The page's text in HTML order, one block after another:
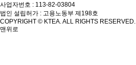
사업자번호 : 113-82-03804
법인 설립허가 : 고용노동부 제198호
COPYRIGHT © KTEA. ALL RIGHTS RESERVED.
맨위로